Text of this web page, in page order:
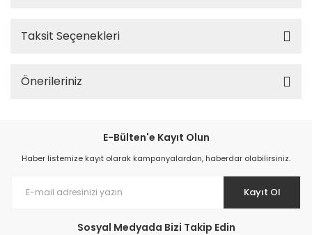
Taksit Seçenekleri
Önerileriniz
E-Bülten'e Kayıt Olun
Haber listemize kayıt olarak kampanyalardan, haberdar olabilirsiniz.
Kayıt Ol
Sosyal Medyada Bizi Takip Edin